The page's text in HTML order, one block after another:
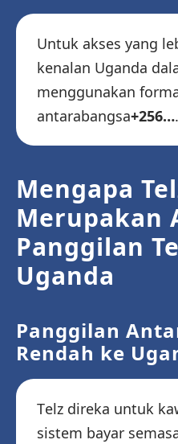
Untuk akses yang
kenalan Uganda
menggunakan
antarabangsa+256….
Mengapa
Merupakan
Panggilan
Uganda
Panggilan
Rendah ke
Telz direka untuk
sistem bayar